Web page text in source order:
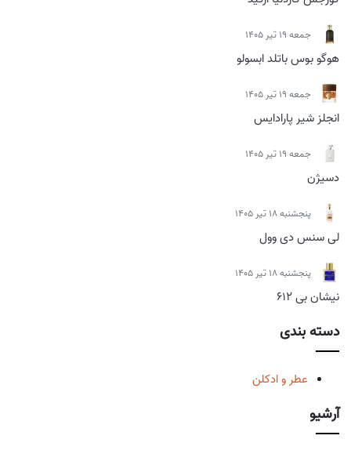
جمعه 19 تیر 1405
هوگو بوس باتلد ابسولو
جمعه 19 تیر 1405
انجلز شیر پارادایس
جمعه 19 تیر 1405
دسیژن
پنجشنبه 18 تیر 1405
لی سنس دی وول
پنجشنبه 18 تیر 1405
نیشان بی 612
دسته بندی
عطر و ادکلن
آرشیو